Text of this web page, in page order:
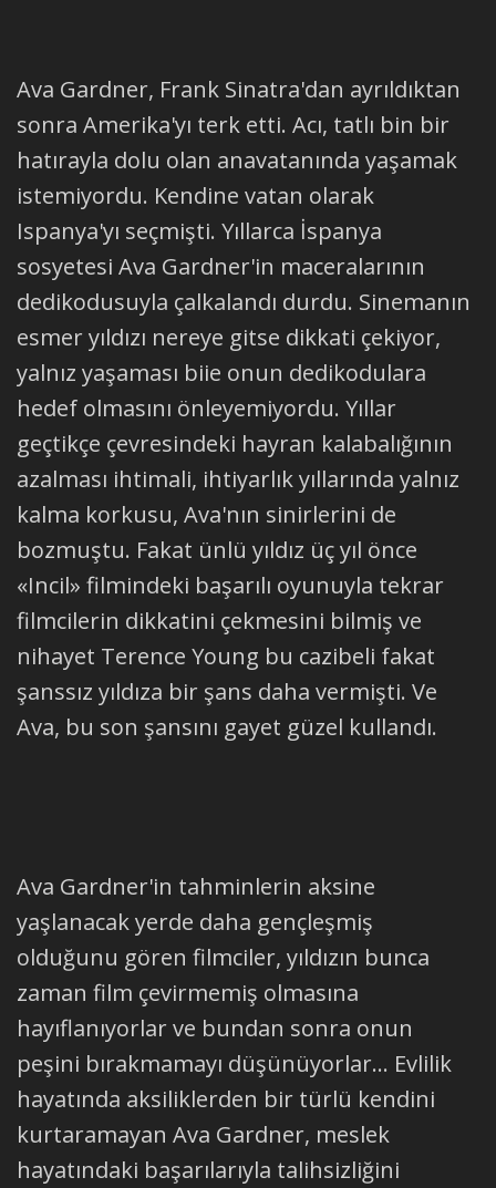
Ava Gardner, Frank Sinatra'dan ayrıldıktan
sonra Amerika'yı terk etti. Acı, tatlı bin bir
hatırayla dolu olan anavatanında yaşamak
istemiyordu. Kendine vatan olarak
Ispanya'yı seçmişti. Yıllarca İspanya
sosyetesi Ava Gardner'in maceralarının
dedikodusuyla çalkalandı durdu. Sinemanın
esmer yıldızı nereye gitse dikkati çekiyor,
yalnız yaşaması biie onun dedikodulara
hedef olmasını önleyemiyordu. Yıllar
geçtikçe çevresindeki hayran kalabalığının
azalması ihtimali, ihtiyarlık yıllarında yalnız
kalma korkusu, Ava'nın sinirlerini de
bozmuştu. Fakat ünlü yıldız üç yıl önce
«Incil» filmindeki başarılı oyunuyla tekrar
filmcilerin dikkatini çekmesini bilmiş ve
nihayet Terence Young bu cazibeli fakat
şanssız yıldıza bir şans daha vermişti. Ve
Ava, bu son şansını gayet güzel kullandı.
Ava Gardner'in tahminlerin aksine
yaşlanacak yerde daha gençleşmiş
olduğunu gören filmciler, yıldızın bunca
zaman film çevirmemiş olmasına
hayıflanıyorlar ve bundan sonra onun
peşini bırakmamayı düşünüyorlar... Evlilik
hayatında aksiliklerden bir türlü kendini
kurtaramayan Ava Gardner, meslek
hayatındaki başarılarıyla talihsizliğini